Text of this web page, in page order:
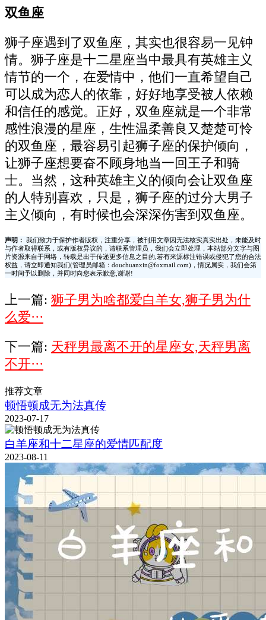
双鱼座
狮子座遇到了双鱼座，其实也很容易一见钟
情。狮子座是十二星座当中最具有英雄主义
情节的一个，在爱情中，他们一直希望自己
可以成为恋人的依靠，好好地享受被人依赖
和信任的感觉。正好，双鱼座就是一个非常
感性浪漫的星座，生性温柔善良又楚楚可怜
的双鱼座，最容易引起狮子座的保护倾向，
让狮子座想要奋不顾身地当一回王子和骑
士。当然，这种英雄主义的倾向会让双鱼座
的人特别喜欢，只是，狮子座的过分大男子
主义倾向，有时候也会深深伤害到双鱼座。
声明：
我们致力于保护作者版权，注重分享，被刊用文章因无法核实真实出处，未能及时
与作者取得联系，或有版权异议的，请联系管理员，我们会立即处理，本站部分文字与图
片资源来自于网络，转载是出于传递更多信息之目的,若有来源标注错误或侵犯了您的合法
权益，请立即通知我们(管理员邮箱：douchuanxin@foxmail.com)，情况属实，我们会第
一时间予以删除，并同时向您表示歉意,谢谢!
上一篇: 狮子男为啥都爱白羊女,狮子男为什
么爱···
下一篇: 天秤男最离不开的星座女,天秤男离
不开···
推荐文章
顿悟顿成无为法真传
2023-07-17
白羊座和十二星座的爱情匹配度
2023-08-11